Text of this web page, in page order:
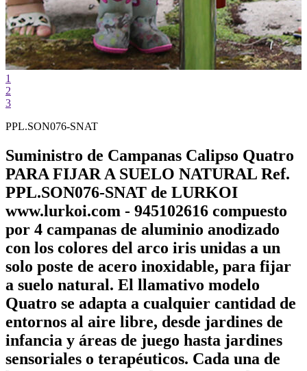
1
2
3
PPL.SON076-SNAT
Suministro de Campanas Calipso Quatro
PARA FIJAR A SUELO NATURAL Ref.
PPL.SON076-SNAT de LURKOI
www.lurkoi.com - 945102616 compuesto
por 4 campanas de aluminio anodizado
con los colores del arco iris unidas a un
solo poste de acero inoxidable, para fijar
a suelo natural. El llamativo modelo
Quatro se adapta a cualquier cantidad de
entornos al aire libre, desde jardines de
infancia y áreas de juego hasta jardines
sensoriales o terapéuticos. Cada una de